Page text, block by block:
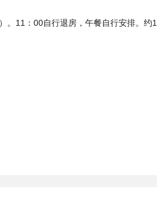
。11：00自行退房，午餐自行安排。